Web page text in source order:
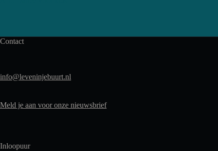
Contact
info@leveninjebuurt.nl
Meld je aan voor onze nieuwsbrief
Inloopuur